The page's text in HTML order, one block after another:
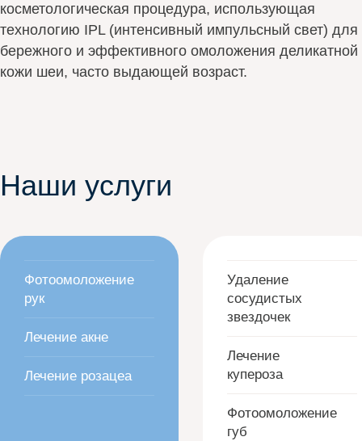
косметологическая процедура, использующая
технологию IPL (интенсивный импульсный свет) для
бережного и эффективного омоложения деликатной
кожи шеи, часто выдающей возраст.
Наши услуги
Фотоомоложение
рук
Лечение акне
Лечение розацеа
Удаление
сосудистых
звездочек
Лечение
купероза
Фотоомоложение
губ